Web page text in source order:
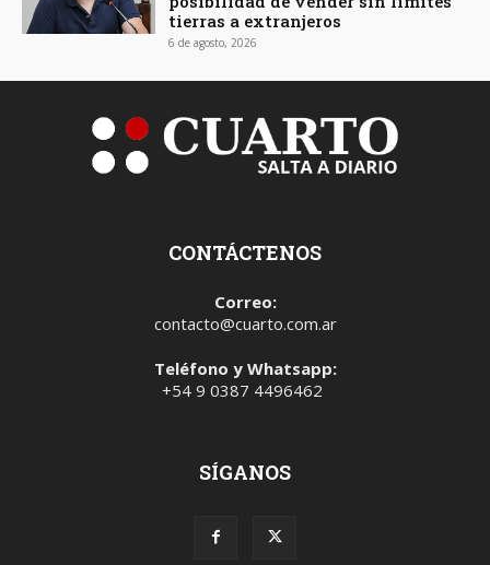
tierras a extranjeros
6 de agosto, 2026
CONTÁCTENOS
Correo:
contacto@cuarto.com.ar
Teléfono y Whatsapp:
+54 9 0387 4496462
SÍGANOS